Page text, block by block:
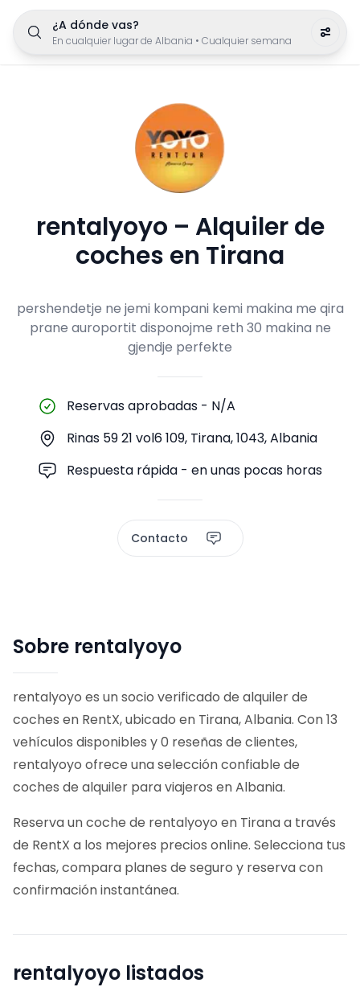
¿A dónde vas?
En cualquier lugar de Albania • Cualquier semana
rentalyoyo – Alquiler de
coches en Tirana
pershendetje ne jemi kompani kemi makina me qira
prane auroportit disponojme reth 30 makina ne
gjendje perfekte
Reservas aprobadas - N/A
Rinas 59 21 vol6 109, Tirana, 1043, Albania
Respuesta rápida - en unas pocas horas
Contacto
Sobre rentalyoyo
rentalyoyo es un socio verificado de alquiler de
coches en RentX, ubicado en Tirana, Albania. Con 13
vehículos disponibles y 0 reseñas de clientes,
rentalyoyo ofrece una selección confiable de
coches de alquiler para viajeros en Albania.
Reserva un coche de rentalyoyo en Tirana a través
de RentX a los mejores precios online. Selecciona tus
fechas, compara planes de seguro y reserva con
confirmación instantánea.
rentalyoyo listados